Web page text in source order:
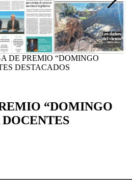
DE PREMIO “DOMINGO
DESTACADOS
“DOMINGO